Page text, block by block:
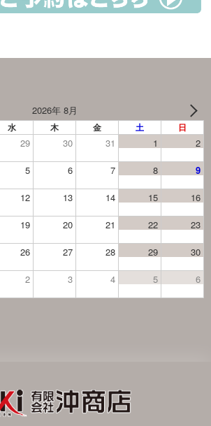
2026年 8月
水 木 金 土 日
29 30 31 1 2
5 6 7 8 9
12 13 14 15 16
19 20 21 22 23
26 27 28 29 30
2 3 4 5 6